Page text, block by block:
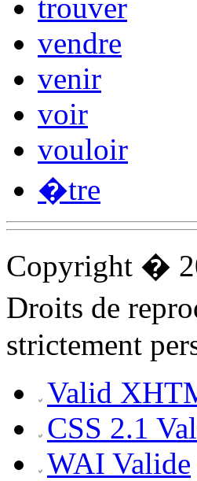
trouver
vendre
venir
voir
vouloir
�tre
Copyright �
Droits de
strictement
Valid
CSS 2.1
WAI Valide